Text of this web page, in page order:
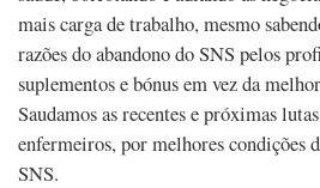
mais carga de trabalho, mesmo
razões do abandono do SNS pelos
suplementos e bónus em vez da
Saudamos as recentes e próximas
enfermeiros, por melhores condições
SNS.